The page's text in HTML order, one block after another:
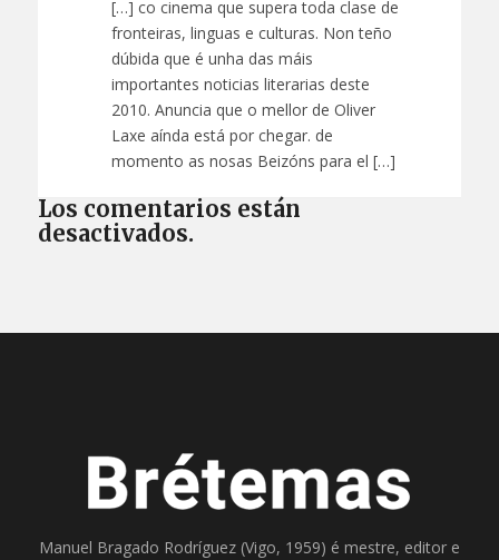
[…] co cinema que supera toda clase de
fronteiras, linguas e culturas. Non teño
dúbida que é unha das máis
importantes noticias literarias deste
2010. Anuncia que o mellor de Oliver
Laxe aínda está por chegar. de
momento as nosas Beizóns para el […]
Los comentarios están
desactivados.
Manuel Bragado Rodríguez (Vigo, 1959) é mestre, editor e